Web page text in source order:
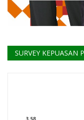
SURVEY KEPUASAN